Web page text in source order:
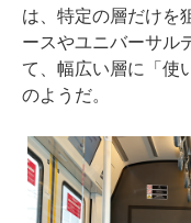
は、特定の層だけを
ースやユニバーサル
て、幅広い層に「使
のようだ。